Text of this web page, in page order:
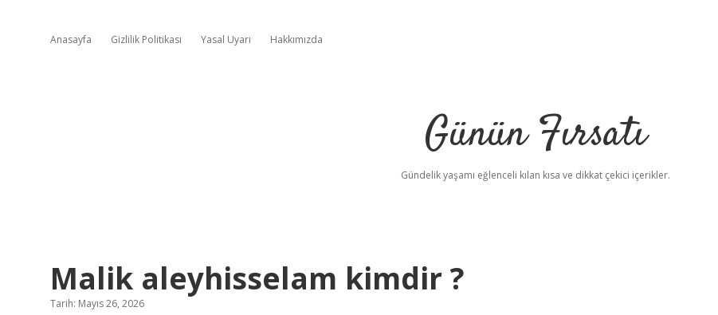
Anasayfa Gizlilik Politikası Yasal Uyarı Hakkımızda
Günün Fırsatı
Gündelik yaşamı eğlenceli kılan kısa ve dikkat çekici içerikler.
Malik aleyhisselam kimdir ?
Tarih: Mayıs 26, 2026